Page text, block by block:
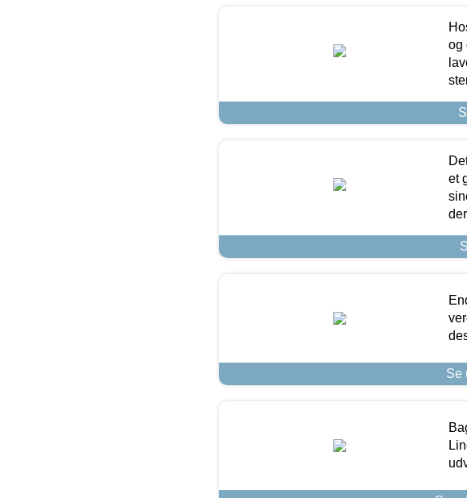
og
et
Se